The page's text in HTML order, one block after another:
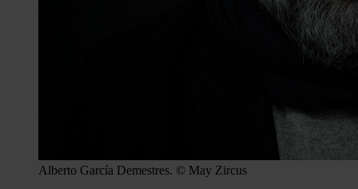
Alberto García Demestres. © May Zircus